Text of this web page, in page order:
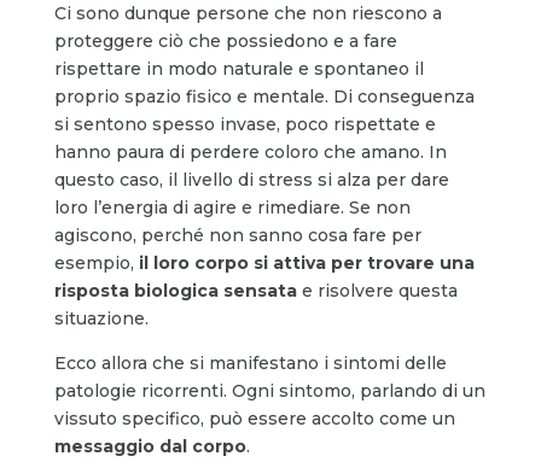
Ci sono dunque persone che non riescono a
proteggere ciò che possiedono e a fare
rispettare in modo naturale e spontaneo il
proprio spazio fisico e mentale. Di conseguenza
si sentono spesso invase, poco rispettate e
hanno paura di perdere coloro che amano. In
questo caso, il livello di stress si alza per dare
loro l’energia di agire e rimediare. Se non
agiscono, perché non sanno cosa fare per
esempio, il loro corpo si attiva per trovare una
risposta biologica sensata e risolvere questa
situazione.
Ecco allora che si manifestano i sintomi delle
patologie ricorrenti. Ogni sintomo, parlando di un
vissuto specifico, può essere accolto come un
messaggio dal corpo.